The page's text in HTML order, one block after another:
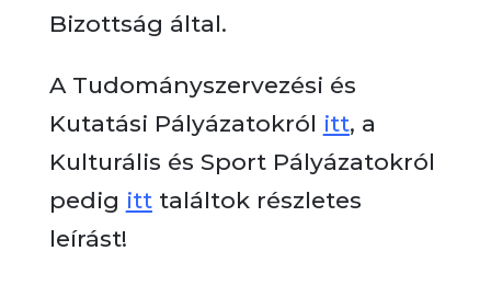
Bizottság által.
A Tudományszervezési és
Kutatási Pályázatokról itt, a
Kulturális és Sport Pályázatokról
pedig itttaláltok részletes
leírást!